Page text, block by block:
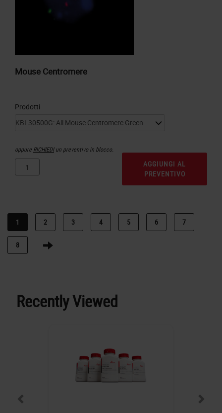
Mouse Centromere
Prodotti
oppure RICHIEDIun preventivo in blocco.
AGGIUNGI AL
PREVENTIVO
1 2 3 4 5 6 7
8
Recently Viewed